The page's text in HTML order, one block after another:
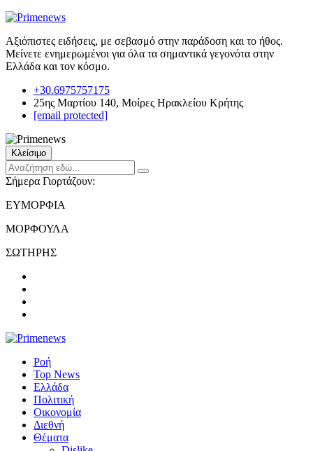
Αξιόπιστες ειδήσεις, με σεβασμό στην παράδοση και το ήθος.
Μείνετε ενημερωμένοι για όλα τα σημαντικά γεγονότα στην
Ελλάδα και τον κόσμο.
+30.6975757175
25ης Μαρτίου 140, Μοίρες Ηρακλείου Κρήτης
[email protected]
Κλείσιμο
Σήμερα Γιορτάζουν:
ΕΥΜΟΡΦΙΑ
ΜΟΡΦΟΥΛΑ
ΣΩΤΗΡΗΣ
Ροή
Top News
Ελλάδα
Πολιτική
Οικονομία
Διεθνή
Θέματα